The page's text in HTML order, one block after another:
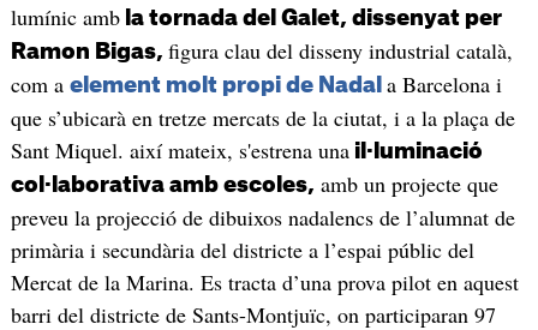
lumínic ambla tornada del Galet, dissenyat per
Ramon Bigas, figura clau del disseny industrial català,
com a element molt propi de Nadal a Barcelona i
que s’ubicarà en tretze mercats de la ciutat, i a la plaça de
Sant Miquel. així mateix, s'estrena unail·luminació
col·laborativa amb escoles, amb un projecte que
preveu la projecció de dibuixos nadalencs de l’alumnat de
primària i secundària del districte a l’espai públic del
Mercat de la Marina. Es tracta d’una prova pilot en aquest
barri del districte de Sants-Montjuïc, on participaran 97